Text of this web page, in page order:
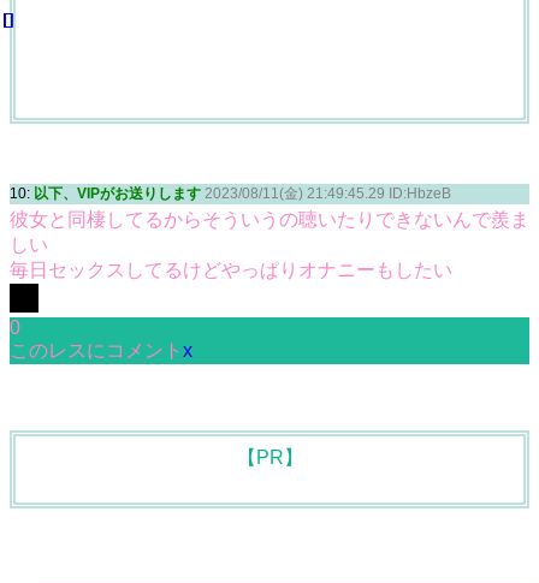
10: 以下、VIPがお送りします 2023/08/11(金) 21:49:45.29 ID:HbzeB
彼女と同棲してるからそういうの聴いたりできないんで羨ま
しい
毎日セックスしてるけどやっぱりオナニーもしたい
0
このレスにコメント x